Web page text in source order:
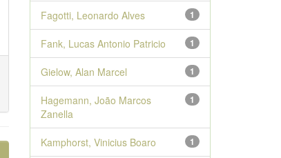
1
Fagotti, Leonardo Alves
1
Fank, Lucas Antonio Patricio
1
Gielow, Alan Marcel
1
Hagemann, João Marcos
Zanella
1
Kamphorst, Vinicius Boaro